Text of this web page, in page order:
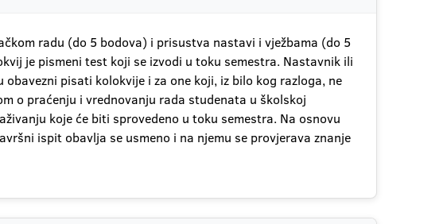
radu (do 5 bodova) i prisustva nastavi i vježbama (do 5
je pismeni test koji se izvodi u toku semestra. Nastavnik ili
pisati kolokvije i za one koji, iz bilo kog razloga, ne
o praćenju i vrednovanju rada studenata u školskoj
koje će biti sprovedeno u toku semestra. Na osnovu
ispit obavlja se usmeno i na njemu se provjerava znanje